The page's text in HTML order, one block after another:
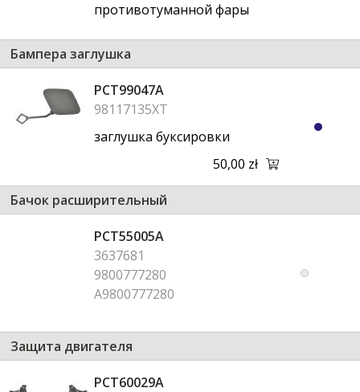
противотуманной фары
Бампера заглушка
PCT99047A
98117135XT
заглушка буксировки
50,00 zł
Бачок расширительный
PCT55005A
3637681
9800777280
A9800777280
Защита двигателя
PCT60029A